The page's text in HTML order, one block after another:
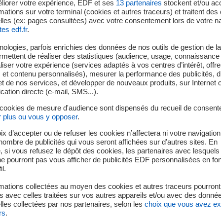
vous proposons une animation ludique et pédagogique
d’éveiller les enfantsauxenjeuxde lapréservation de
les bases duDéveloppement Durable et
pour identifier les gestes éco-responsables et leurs
habitudes, et réaliseront une
en veille et en fonctionnement.
2h)
votre expérience, EDF et ses 13 partenaires stockent et/ou
sur votre terminal (cookies et autres traceurs) et traitent des
(ex: pages consultées) avec votre consentement lors de votre
edf.fr.
parfois enrichies des données de nos outils de gestion de
de réaliser des statistiques (audience, usage,
votre expérience (services adaptés à vos centres d’intérêt,
et contenu personnalisés), mesurer la performance des publicités,
de nos services, et développer de nouveaux produits, sur Internet
directe (e-mail, SMS...).
de mesure d'audience sont dispensés du recueil de
plus ou vous y opposer.
d’accepter ou de refuser les cookies n’affectera ni votre
de publicités qui vous seront affichées sur d’autres sites. En
si vous refusez le dépôt des cookies, les partenaires avec
pourront pas vous afficher de publicités EDF personnalisées en
collectées au moyen des cookies et autres traceurs
avec celles traitées sur vos autres appareils et/ou avec des
collectées par nos partenaires, selon les choix que vous avez
.